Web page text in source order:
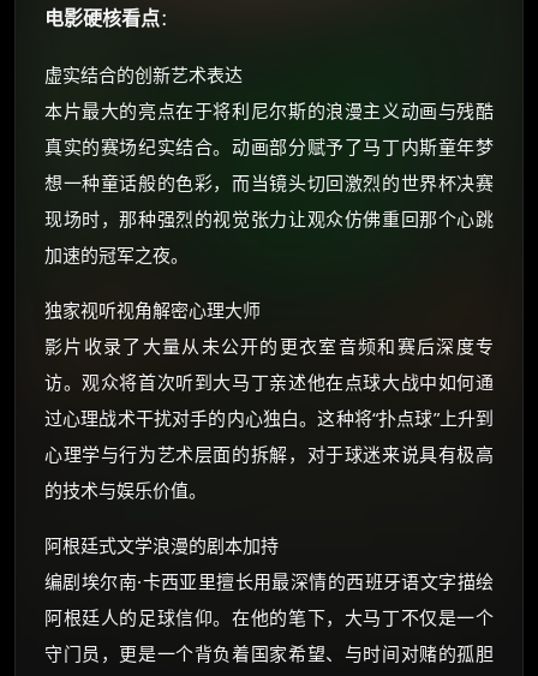
电影硬核看点：
虚实结合的创新艺术表达
本片最大的亮点在于将利尼尔斯的浪漫主义动画与残酷
真实的赛场纪实结合。动画部分赋予了马丁内斯童年梦
想一种童话般的色彩，而当镜头切回激烈的世界杯决赛
现场时，那种强烈的视觉张力让观众仿佛重回那个心跳
加速的冠军之夜。
独家视听视角解密心理大师
影片收录了大量从未公开的更衣室音频和赛后深度专
访。观众将首次听到大马丁亲述他在点球大战中如何通
过心理战术干扰对手的内心独白。这种将“扑点球”上升到
心理学与行为艺术层面的拆解，对于球迷来说具有极高
的技术与娱乐价值。
阿根廷式文学浪漫的剧本加持
编剧埃尔南·卡西亚里擅长用最深情的西班牙语文字描绘
阿根廷人的足球信仰。在他的笔下，大马丁不仅是一个
守门员，更是一个背负着国家希望、与时间对赌的孤胆